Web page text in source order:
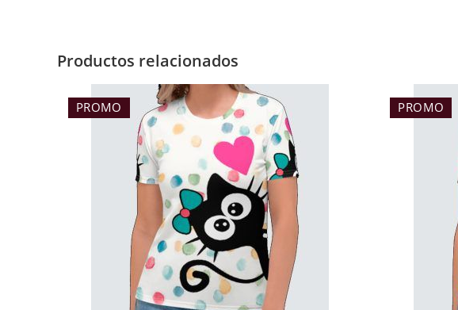
Productos relacionados
PROMO PROMO